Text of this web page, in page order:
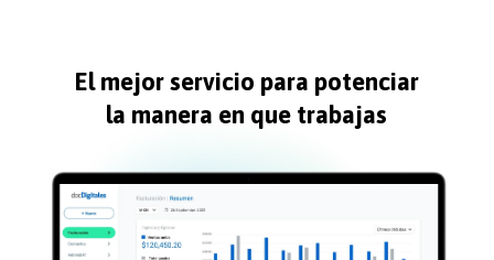
El mejor servicio para potenciar
la manera en que trabajas